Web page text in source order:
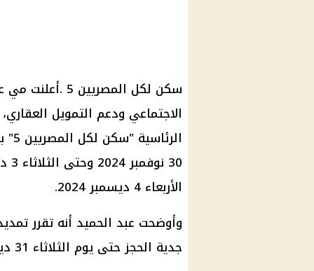
سكن لكل المصريين 5
.أعلنت مي
الاجتماعي ودعم التمويل
الرئاسية "سكن لكل المصريين 5 "
الأربعاء 4 ديسمبر 2024.
وأوضحت عبد الحميد أنه تقرر
جدية الحجز حتى يوم الثلاثاء 31 ديسمبر 2024.